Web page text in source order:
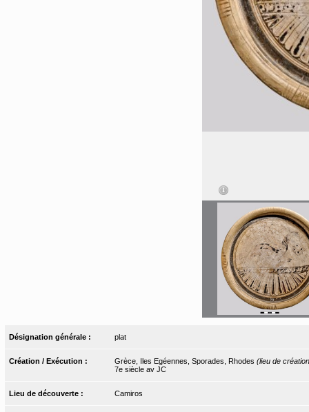
Désignation générale : plat
Création / Exécution : Grèce, Iles Egéennes, Sporades, Rhodes (lieu de
7e siècle av JC
Lieu de découverte : Camiros